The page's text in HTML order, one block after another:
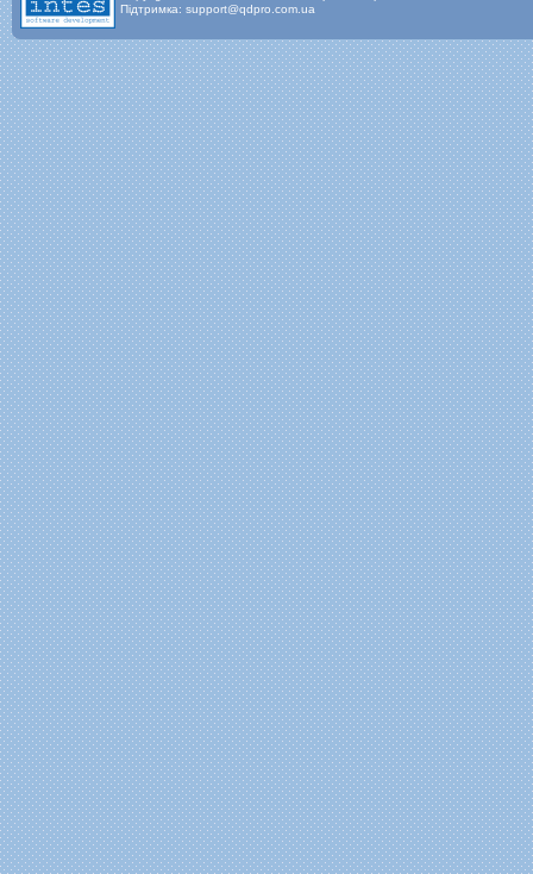
Підтримка: support@qdpro.com.ua